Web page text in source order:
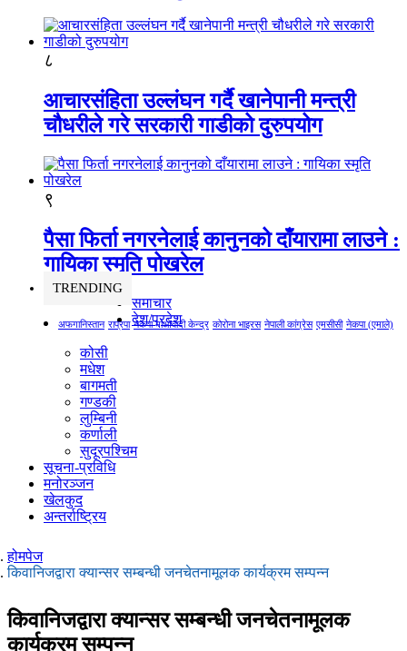
८
आचारसंहिता उल्लंघन गर्दै खानेपानी मन्त्री
चौधरीले गरे सरकारी गाडीको दुरुपयोग
९
पैसा फिर्ता नगरनेलाई कानुनको दाँयारामा लाउने :
गायिका स्‍मृति पोखरेल
TRENDING
अफगानिस्तान राप्रपा नेकपा माओवादी केन्द्र कोरोना भाइरस नेपाली कांग्रेस एमसीसी नेकपा (एमाले)
समाचार
देश/प्रदेश
कोसी
मधेश
बागमती
गण्डकी
लुम्बिनी
कर्णाली
सुदूरपश्चिम
सूचना-प्रविधि
मनोरञ्जन
खेलकुद
अन्तर्राष्ट्रिय
होमपेज
किवानिजद्वारा क्यान्सर सम्बन्धी जनचेतनामूलक कार्यक्रम सम्पन्न
किवानिजद्वारा क्यान्सर सम्बन्धी जनचेतनामूलक
कार्यक्रम सम्पन्न